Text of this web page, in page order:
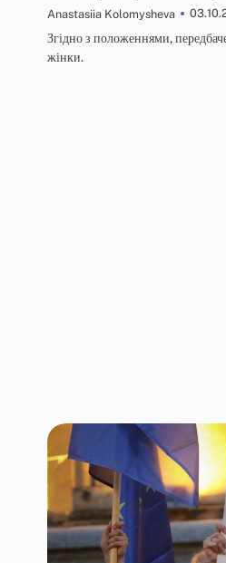
Anastasiia Kolomysheva
Згідно з положеннями,
жінки.